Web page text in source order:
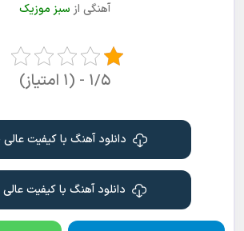
آهنگی از سبز موزیک
۱/۵ - (۱ امتیاز)
دانلود آهنگ با کیفیت عالی 320
دانلود آهنگ با کیفیت عالی 128